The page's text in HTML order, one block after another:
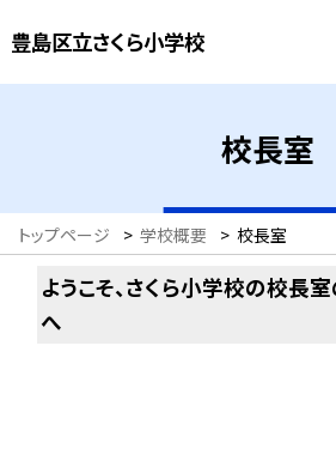
豊島区立さくら小学校
校長室
トップページ > 学校概要 > 校長室
ようこそ、さくら小学校の校長
へ